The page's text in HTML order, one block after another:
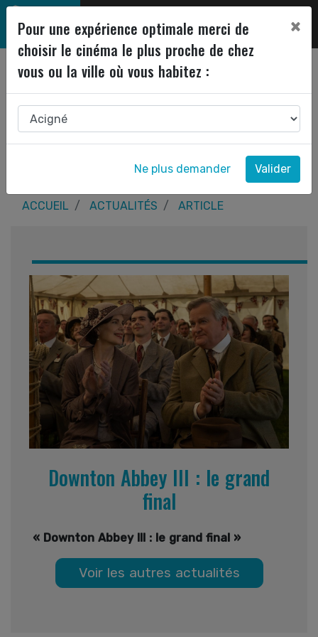
ACCUEIL ACTUALITÉS ARTICLE
Downton Abbey III : le grand
final
« Downton Abbey III : le grand final »
Voir les autres actualités
Pour une expérience optimale merci de
choisir le cinéma le plus proche de chez
vous ou la ville où vous habitez :
×
Ne plus demander Valider